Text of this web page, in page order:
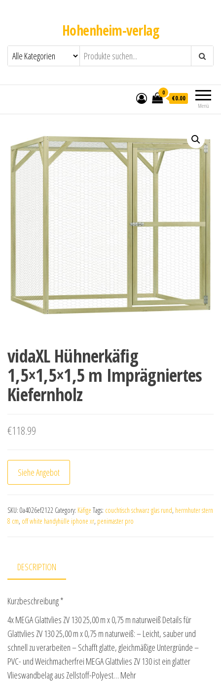
Hohenheim-verlag
Menü
0
€0.00
vidaXL Hühnerkäfig
1,5×1,5×1,5 m Imprägniertes
Kiefernholz
€118.99
Siehe Angebot
SKU: 0a4026ef2122 Category: Käfige Tags: couchtisch schwarz glas rund, herrnhuter stern
8 cm, off white handyhülle iphone xr, penimaster pro
DESCRIPTION
Kurzbeschreibung *
4x MEGA Glattvlies ZV 130 25,00 m x 0,75 m naturweiß Details für
Glattvlies ZV 130 25,00 m x 0,75 m naturweiß: – Leicht, sauber und
schnell zu verarbeiten – Schafft glatte, gleichmäßige Untergründe –
PVC- und Weichmacherfrei MEGA Glattvlies ZV 130 ist ein glatter
Vlieswandbelag aus Zellstoff-Polyest… Mehr